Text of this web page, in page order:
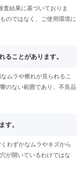
査結果に基づいておりま
のではなく、ご使用環境に
ることがあります。
ムラや擦れが見られるこ
のない範囲であり、不良品
す。
わずかなムラやキズから
が開いているわけではな